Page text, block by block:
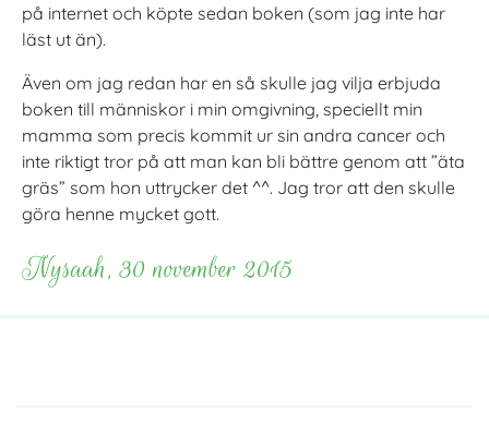
på internet och köpte sedan boken (som jag inte har
läst ut än).
Även om jag redan har en så skulle jag vilja erbjuda
boken till människor i min omgivning, speciellt min
mamma som precis kommit ur sin andra cancer och
inte riktigt tror på att man kan bli bättre genom att ”äta
gräs” som hon uttrycker det ^^. Jag tror att den skulle
göra henne mycket gott.
Nysaah, 30 november 2015